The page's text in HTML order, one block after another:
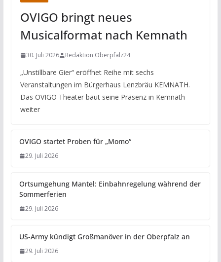
OVIGO bringt neues
Musicalformat nach Kemnath
30. Juli 2026 Redaktion Oberpfalz24
„Unstillbare Gier“ eröffnet Reihe mit sechs
Veranstaltungen im Bürgerhaus Lenzbräu KEMNATH.
Das OVIGO Theater baut seine Präsenz in Kemnath
weiter
OVIGO startet Proben für „Momo“
29. Juli 2026
Ortsumgehung Mantel: Einbahnregelung während der
Sommerferien
29. Juli 2026
US-Army kündigt Großmanöver in der Oberpfalz an
29. Juli 2026